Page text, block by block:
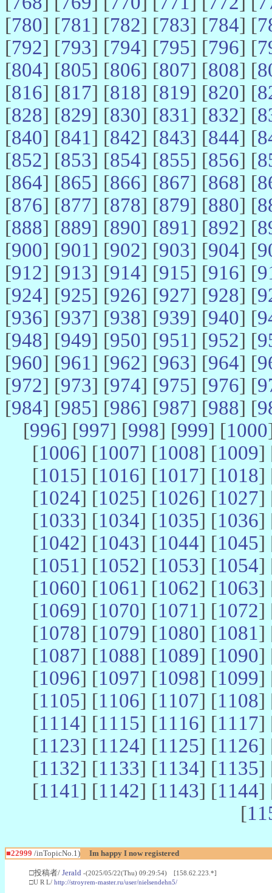
[780] [781] [782] [783] [784] [
[792] [793] [794] [795] [796] [
[804] [805] [806] [807] [808] [
[816] [817] [818] [819] [820] [
[828] [829] [830] [831] [832] [
[840] [841] [842] [843] [844] [
[852] [853] [854] [855] [856] [
[864] [865] [866] [867] [868] [
[876] [877] [878] [879] [880] [
[888] [889] [890] [891] [892] [
[900] [901] [902] [903] [904] [
[912] [913] [914] [915] [916] [
[924] [925] [926] [927] [928] [
[936] [937] [938] [939] [940] [
[948] [949] [950] [951] [952] [
[960] [961] [962] [963] [964] [
[972] [973] [974] [975] [976] [
[984] [985] [986] [987] [988] [
[996] [997] [998] [999] [1000
[1006] [1007] [1008] [1009]
[1015] [1016] [1017] [1018]
[1024] [1025] [1026] [1027]
[1033] [1034] [1035] [1036]
[1042] [1043] [1044] [1045]
[1051] [1052] [1053] [1054]
[1060] [1061] [1062] [1063]
[1069] [1070] [1071] [1072]
[1078] [1079] [1080] [1081]
[1087] [1088] [1089] [1090]
[1096] [1097] [1098] [1099]
[1105] [1106] [1107] [1108]
[1114] [1115] [1116] [1117]
[1123] [1124] [1125] [1126]
[1132] [1133] [1134] [1135]
[1141] [1142] [1143] [1144]
[
■22999 /inTopicNo.1) Im happy I now registered
□投稿者/ Jerald -(2025/05/22(Thu) 09:29:54) [158.62.223.*]
□U R L/ http://stroyrem-master.ru/user/nielsendehn5/